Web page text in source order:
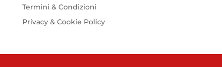
Termini & Condizioni
Privacy & Cookie Policy